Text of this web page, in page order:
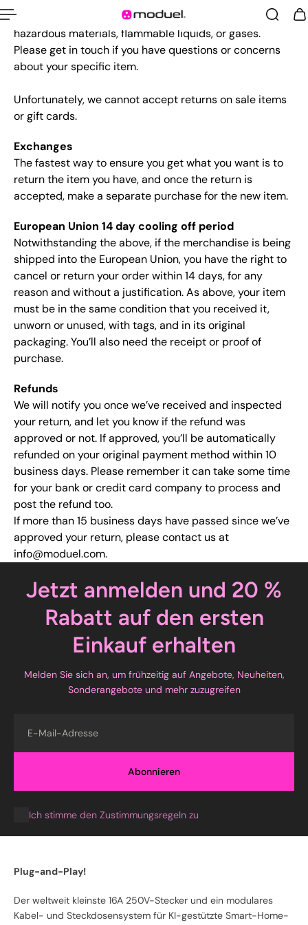
beauty products). We also do not accept returns for
hazardous materials, flammable liquids, or gases.
Please get in touch if you have questions or concerns
about your specific item.
Unfortunately, we cannot accept returns on sale items
or gift cards.
Exchanges
The fastest way to ensure you get what you want is to
return the item you have, and once the return is
accepted, make a separate purchase for the new item.
European Union 14 day cooling off period
Notwithstanding the above, if the merchandise is being
shipped into the European Union, you have the right to
cancel or return your order within 14 days, for any
reason and without a justification. As above, your item
must be in the same condition that you received it,
unworn or unused, with tags, and in its original
packaging. You’ll also need the receipt or proof of
purchase.
Refunds
We will notify you once we’ve received and inspected
your return, and let you know if the refund was
approved or not. If approved, you’ll be automatically
refunded on your original payment method within 10
business days. Please remember it can take some time
for your bank or credit card company to process and
post the refund too.
If more than 15 business days have passed since we’ve
approved your return, please contact us at
info@moduel.com.
Jetzt anmelden und 20 %
Rabatt auf den ersten
Einkauf erhalten
Melden Sie sich an, um frühzeitig auf Angebote, Neuheiten,
Sonderangebote und mehr zuzugreifen
Abonnieren
Ich stimme den Zustimmungsregeln zu
Plug-and-Play!
Der weltweit kleinste 16A 250V-Stecker und ein modulares
Kabel- und Steckdosensystem für KI-gestützte Smart-Home-